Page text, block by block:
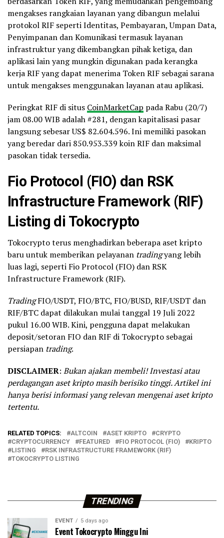
mengakses rangkaian layanan yang dibangun melalui
protokol RIF seperti Identitas, Pembayaran, Umpan Data,
Penyimpanan dan Komunikasi termasuk layanan
infrastruktur yang dikembangkan pihak ketiga, dan
aplikasi lain yang mungkin digunakan pada kerangka
kerja RIF yang dapat menerima Token RIF sebagai sarana
untuk mengakses menggunakan layanan atau aplikasi.
Peringkat RIF di situs CoinMarketCap pada Rabu (20/7)
jam 08.00 WIB adalah #281, dengan kapitalisasi pasar
langsung sebesar US$ 82.604.596. Ini memiliki pasokan
yang beredar dari 850.953.339 koin RIF dan maksimal
pasokan tidak tersedia.
Fio Protocol (FIO) dan RSK
Infrastructure Framework (RIF)
Listing di Tokocrypto
Tokocrypto terus menghadirkan beberapa aset kripto
baru untuk memberikan pelayanan tradingyang lebih
luas lagi, seperti Fio Protocol (FIO) dan RSK
Infrastructure Framework (RIF).
TradingFIO/USDT, FIO/BTC, FIO/BUSD, RIF/USDT dan
RIF/BTC dapat dilakukan mulai tanggal 19 Juli 2022
pukul 16.00 WIB. Kini, pengguna dapat melakukan
deposit/setoran FIO dan RIF di Tokocrypto sebagai
persiapan trading.
DISCLAIMER: Bukan ajakan membeli! Investasi atau
perdagangan aset kripto masih berisiko tinggi. Artikel ini
hanya berisi informasi yang relevan mengenai aset kripto
tertentu.
RELATED TOPICS: ALTCOIN ASET KRIPTO
CRYPTO
CRYPTOCURRENCY
FEATURED FIO PROTOCOL (FIO)
KRIPTO
LISTING
RSK INFRASTRUCTURE FRAMEWORK (RIF)
TOKOCRYPTO LISTING
TRENDING
EVENT 5 days ago
Event Tokocrypto Minggu Ini